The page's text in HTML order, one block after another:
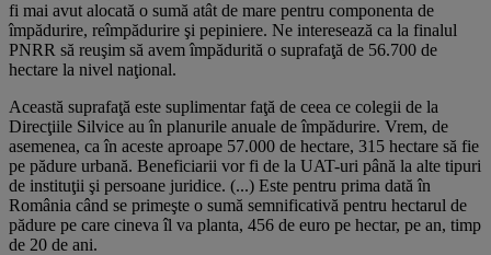
fi mai avut alocată o sumă atât de mare pentru componenta de
împădurire, reîmpădurire şi pepiniere. Ne interesează ca la finalul
PNRR să reuşim să avem împădurită o suprafaţă de 56.700 de
hectare la nivel naţional.
Această suprafaţă este suplimentar faţă de ceea ce colegii de la
Direcţiile Silvice au în planurile anuale de împădurire. Vrem, de
asemenea, ca în aceste aproape 57.000 de hectare, 315 hectare să fie
pe pădure urbană. Beneficiarii vor fi de la UAT-uri până la alte tipuri
de instituţii şi persoane juridice. (...) Este pentru prima dată în
România când se primeşte o sumă semnificativă pentru hectarul de
pădure pe care cineva îl va planta, 456 de euro pe hectar, pe an, timp
de 20 de ani.